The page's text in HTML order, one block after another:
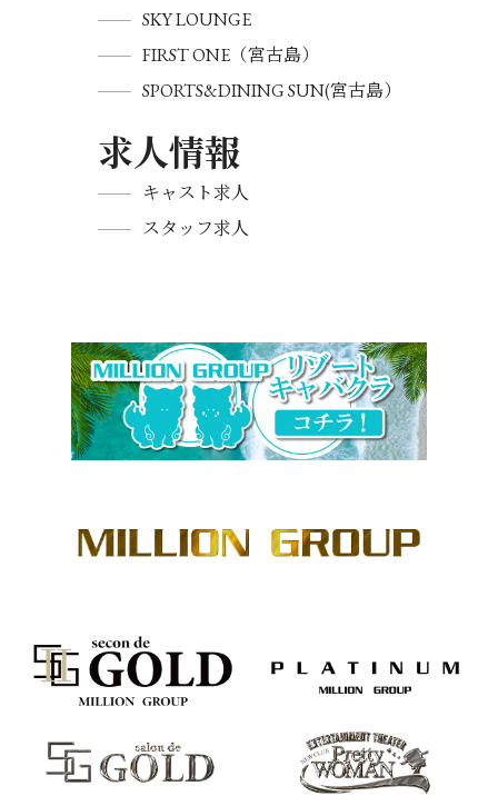
SKY LOUNGE
FIRST ONE（宮古島）
SPORTS&DINING SUN(宮古島）
求人情報
キャスト求人
スタッフ求人